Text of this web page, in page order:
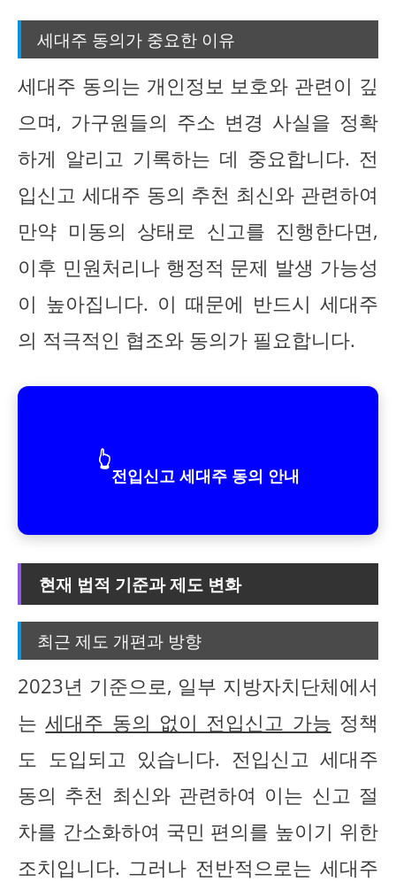
세대주 동의가 중요한 이유
세대주 동의는 개인정보 보호와 관련이 깊
으며, 가구원들의 주소 변경 사실을 정확
하게 알리고 기록하는 데 중요합니다. 전
입신고 세대주 동의 추천 최신와 관련하여
만약 미동의 상태로 신고를 진행한다면,
이후 민원처리나 행정적 문제 발생 가능성
이 높아집니다. 이 때문에 반드시 세대주
의 적극적인 협조와 동의가 필요합니다.
👆
전입신고 세대주 동의 안내
현재 법적 기준과 제도 변화
최근 제도 개편과 방향
2023년 기준으로, 일부 지방자치단체에서
는세대주 동의 없이 전입신고 가능 정책
도 도입되고 있습니다. 전입신고 세대주
동의 추천 최신와 관련하여 이는 신고 절
차를 간소화하여 국민 편의를 높이기 위한
조치입니다. 그러나 전반적으로는 세대주